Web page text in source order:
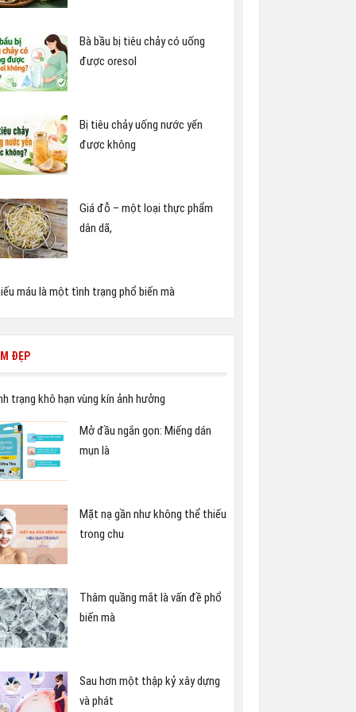
Bà bầu bị tiêu chảy có uống
được oresol
Bị tiêu chảy uống nước yến
được không
Giá đỗ – một loại thực phẩm
dân dã,
máu là một tình trạng phổ biến mà
ĐẸP
trạng khô hạn vùng kín ảnh hưởng
Mở đầu ngắn gọn: Miếng dán
mụn là
Mặt nạ gần như không thể thiếu
trong chu
Thâm quầng mắt là vấn đề phổ
biến mà
Sau hơn một thập kỷ xây dựng
và phát